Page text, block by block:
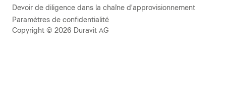
Devoir de diligence dans la chaîne d'approvisionnement
Paramètres de confidentialité
Copyright © 2026 Duravit AG